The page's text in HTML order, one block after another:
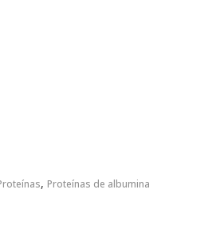
, Proteínas de albumina